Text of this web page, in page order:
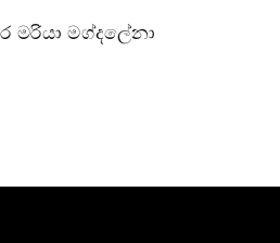
මරියා මග්දලේනා